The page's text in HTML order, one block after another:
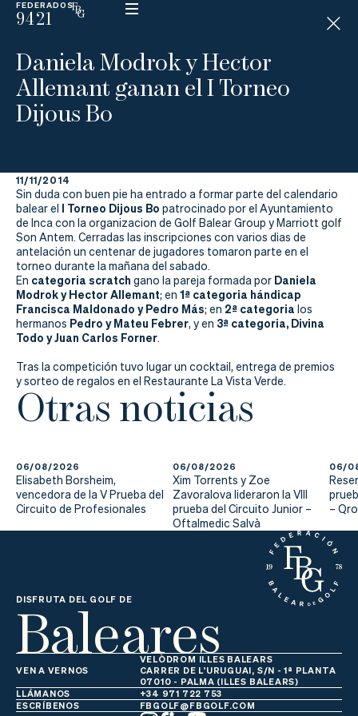
FEDERADOS
9421
ESP
N
D
C
A
P
La
Federación
Federarse
Jugar
Aprender
Actualidad
Tienda
Daniela Modrok y Hector
Allemant ganan el I Torneo
Dijous Bo
11/11/2014
Sin duda con buen pie ha entrado a formar parte del calendario
balear el I Torneo Dijous Bo patrocinado por el Ayuntamiento
de Inca con la organizacion de Golf Balear Group y Marriott golf
Son Antem. Cerradas las inscripciones con varios dias de
antelación un centenar de jugadores tomaron parte en el
torneo durante la mañana del sabado.
En categoria scratch gano la pareja formada por Daniela
Modrok y Hector Allemant; en 1ª categoria hándicap
Francisca Maldonado y Pedro Más; en 2ª categoria los
hermanos Pedro y Mateu Febrer, y en 3ª categoria, Divina
Todo y Juan Carlos Forner.
Tras la competición tuvo lugar un cocktail, entrega de premios
y sorteo de regalos en el Restaurante La Vista Verde.
Otras noticias
06/08/2026
Elisabeth Borsheim,
vencedora de la V Prueba del
Circuito de Profesionales
06/08/2026
Xim Torrents y Zoe
Zavoralova lideraron la VIII
prueba del Circuito Junior –
Oftalmedic Salvà
06/
–
DISFRUTA DEL GOLF DE
Baleares
VEN A VERNOS
VELÒDROM ILLES BALEARS
CARRER DE L'URUGUAI, S/N - 1ª PLANTA
07010 - PALMA (ILLES BALEARS)
LLÁMANOS
+34 971 722 753
ESCRÍBENOS
FBGOLF@FBGOLF.COM